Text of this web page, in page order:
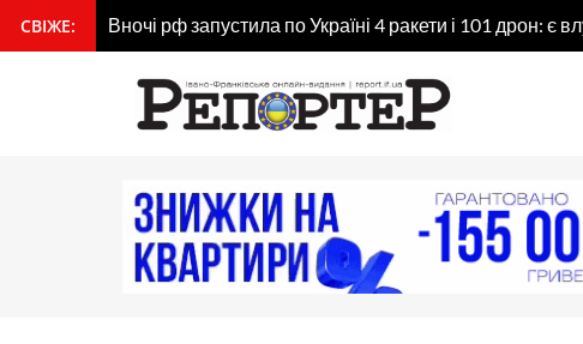
вмісту
СВІЖЕ: На Прикарпатті за допомогою безпілотника знайшли